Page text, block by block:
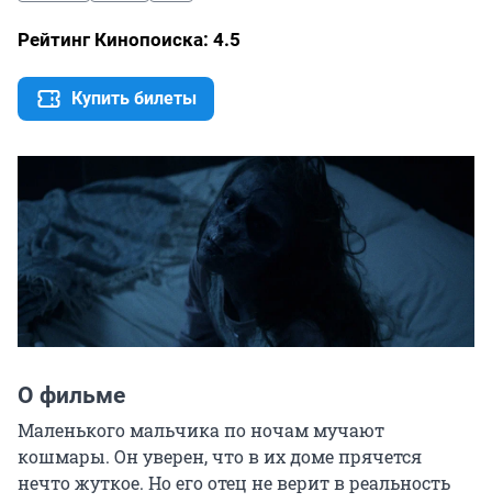
Рейтинг Кинопоиска: 4.5
Купить билеты
О фильме
Маленького мальчика по ночам мучают
кошмары. Он уверен, что в их доме прячется
нечто жуткое. Но его отец не верит в реальность